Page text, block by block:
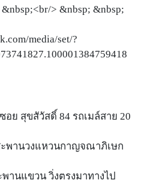
> &nbsp; &nbsp;
media/set/?
ย สุขสัวัสดิ์ 84 รถเมล์สาย 20
พานวงแหวนกาญจณาภิเษก
านแขวน วิ่งตรงมาทางไป